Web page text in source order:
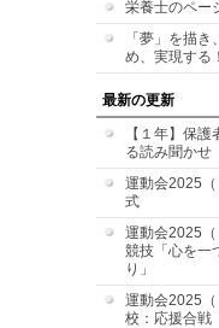
栄養士のペー
「夢」を描き
め、実現する！
最新の更新
【１年】保護
る読み聞かせ
運動会2025
式
運動会2025
競技「心を一
り」
運動会2025（
校：応援合戦